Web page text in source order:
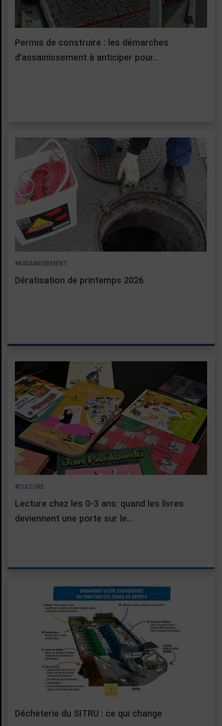
Permis de construire : les démarches
d’assainissement à anticiper pour…
#ASSAINISSEMENT
Dératisation de printemps 2026
#CULTURE
Lecture chez les 0-3 ans: quand les livres
deviennent une porte sur le…
Déchèterie du SITRU : ce qui change